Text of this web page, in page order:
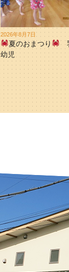
2026年8月7日
夏のおまつり
幼児